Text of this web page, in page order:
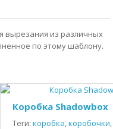
вырезания из различных
по этому шаблону.
Коробка Shadowbox
Теги: коробка,коробочки,